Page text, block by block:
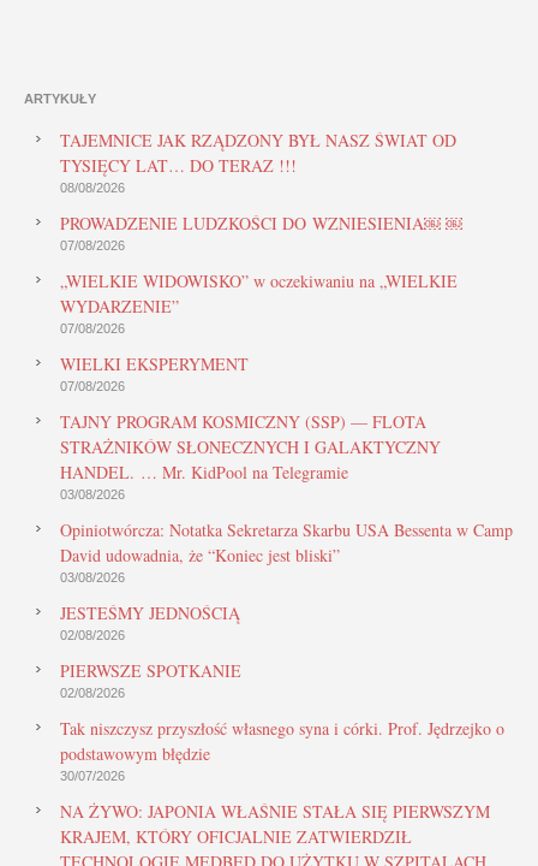
ARTYKUŁY
TAJEMNICE JAK RZĄDZONY BYŁ NASZ ŚWIAT OD
TYSIĘCY LAT… DO TERAZ !!!
08/08/2026
PROWADZENIE LUDZKOŚCI DO WZNIESIENIA￼ ￼
07/08/2026
„WIELKIE WIDOWISKO” w oczekiwaniu na „WIELKIE
WYDARZENIE”
07/08/2026
WIELKI EKSPERYMENT
07/08/2026
TAJNY PROGRAM KOSMICZNY (SSP) — FLOTA
STRAŻNIKÓW SŁONECZNYCH I GALAKTYCZNY
HANDEL. … Mr. KidPool na Telegramie
03/08/2026
Opiniotwórcza: Notatka Sekretarza Skarbu USA Bessenta w Camp
David udowadnia, że “Koniec jest bliski”
03/08/2026
JESTEŚMY JEDNOŚCIĄ
02/08/2026
PIERWSZE SPOTKANIE
02/08/2026
Tak niszczysz przyszłość własnego syna i córki. Prof. Jędrzejko o
podstawowym błędzie
30/07/2026
NA ŻYWO: JAPONIA WŁAŚNIE STAŁA SIĘ PIERWSZYM
KRAJEM, KTÓRY OFICJALNIE ZATWIERDZIŁ